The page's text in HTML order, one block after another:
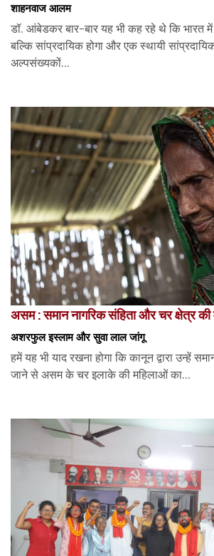
शाहनवाज आलम
डॉ. आंबेडकर बार-बार यह भी कह रहे थे कि भारत में
बल्कि सांप्रदायिक होगा और एक स्थायी
अल्पसंख्यकों...
असम : समान नागरिक संहिता और चर क्षेत्र की
अशरफुल इस्लाम और सुवा लाल जांगू
हमें यह भी याद रखना होगा कि कानून द्वारा उन्हें
जाने से असम के चर इलाके की महिलाओं का...